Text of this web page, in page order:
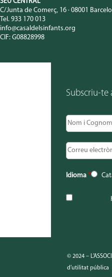
C/Junta de Comerç, 16 · 08001
Tel. 933 170 013
info@casaldelsinfants.org
CIF: G08828998
Subscriu-te
Idioma *
© 2024 –
d’utilitat pública